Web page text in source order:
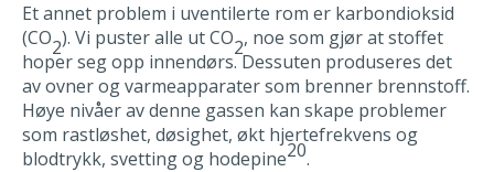
Et annet problem i uventilerte rom er karbondioksid
(CO2). Vi puster alle ut CO2, noe som gjør at stoffet
hoper seg opp innendørs. Dessuten produseres det
av ovner og varmeapparater som brenner brennstoff.
Høye nivåer av denne gassen kan skape problemer
som rastløshet, døsighet, økt hjertefrekvens og
blodtrykk, svetting og hodepine20.